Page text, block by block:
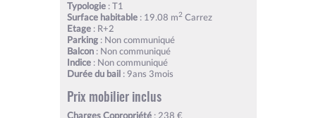
Typologie: T1
Surface habitable : 19.08 m2Carrez
Etage: R+2
Parking: Non communiqué
Balcon: Non communiqué
Indice: Non communiqué
Durée du bail : 9ans 3mois
Prix mobilier inclus
Charges Copropriété: 238 €